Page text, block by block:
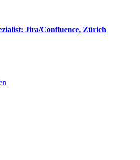
Jira/Confluence, Zürich